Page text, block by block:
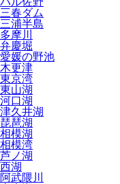
三春ダム
三浦半島
多摩川
弁慶堀
愛媛の野池
木更津
東京湾
東山湖
河口湖
津久井湖
琵琶湖
相模湖
相模湾
芦ノ湖
西湖
阿武隈川